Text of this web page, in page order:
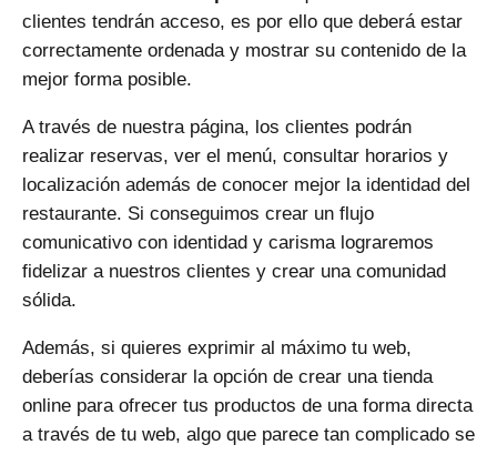
clientes tendrán acceso, es por ello que deberá estar
correctamente ordenada y mostrar su contenido de la
mejor forma posible.
A través de nuestra página, los clientes podrán
realizar reservas, ver el menú, consultar horarios y
localización además de conocer mejor la identidad del
restaurante. Si conseguimos crear un flujo
comunicativo con identidad y carisma lograremos
fidelizar a nuestros clientes y crear una comunidad
sólida.
Además, si quieres exprimir al máximo tu web,
deberías considerar la opción de crear una tienda
online para ofrecer tus productos de una forma directa
a través de tu web, algo que parece tan complicado se